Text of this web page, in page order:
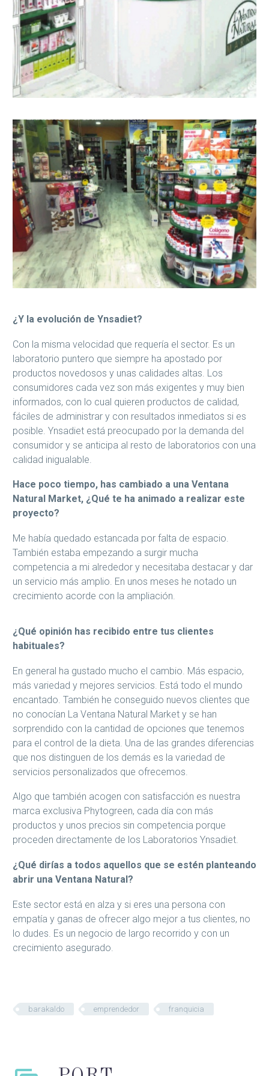
¿Y la evolución de Ynsadiet?
Con la misma velocidad que requería el sector. Es un
laboratorio puntero que siempre ha apostado por
productos novedosos y unas calidades altas. Los
consumidores cada vez son más exigentes y muy bien
informados, con lo cual quieren productos de calidad,
fáciles de administrar y con resultados inmediatos si es
posible. Ynsadiet está preocupado por la demanda del
consumidor y se anticipa al resto de laboratorios con una
calidad inigualable.
Hace poco tiempo, has cambiado a una Ventana
Natural Market, ¿Qué te ha animado a realizar este
proyecto?
Me había quedado estancada por falta de espacio.
También estaba empezando a surgir mucha
competencia a mi alrededor y necesitaba destacar y dar
un servicio más amplio. En unos meses he notado un
crecimiento acorde con la ampliación.
¿Qué opinión has recibido entre tus clientes
habituales?
En general ha gustado mucho el cambio. Más espacio,
más variedad y mejores servicios. Está todo el mundo
encantado. También he conseguido nuevos clientes que
no conocían La Ventana Natural Market y se han
sorprendido con la cantidad de opciones que tenemos
para el control de la dieta. Una de las grandes diferencias
que nos distinguen de los demás es la variedad de
servicios personalizados que ofrecemos.
Algo que también acogen con satisfacción es nuestra
marca exclusiva Phytogreen, cada día con más
productos y unos precios sin competencia porque
proceden directamente de los Laboratorios Ynsadiet.
¿Qué dirías a todos aquellos que se estén planteando
abrir una Ventana Natural?
Este sector está en alza y si eres una persona con
empatía y ganas de ofrecer algo mejor a tus clientes, no
lo dudes. Es un negocio de largo recorrido y con un
crecimiento asegurado.
barakaldo emprendedor franquicia